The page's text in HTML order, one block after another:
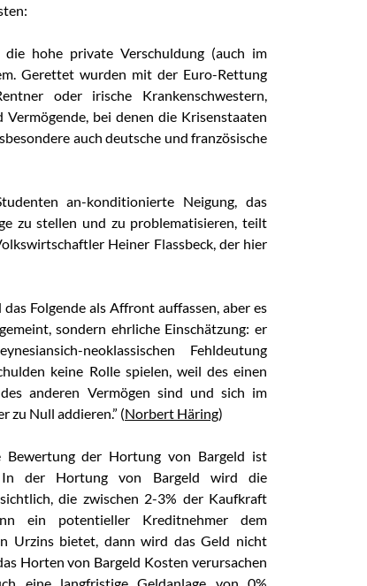
hohe private Verschuldung (auch im
Gerettet wurden mit der Euro-Rettung
oder irische Krankenschwestern,
Vermögende, bei denen die Krisenstaaten
auch deutsche und französische
an-konditionierte Neigung, das
zu stellen und zu problematisieren, teilt
Heiner Flassbeck, der hier
Folgende als Affront auffassen, aber es
sondern ehrliche Einschätzung: er
neoklassischen Fehldeutung
keine Rolle spielen, weil des einen
anderen Vermögen sind und sich im
zu Null addieren.” (Norbert Häring)
Bewertung der Hortung von Bargeld ist
In der Hortung von Bargeld wird die
die zwischen 2-3% der Kaufkraft
ein potentieller Kreditnehmer dem
Urzins bietet, dann wird das Geld nicht
Horten von Bargeld Kosten verursachen